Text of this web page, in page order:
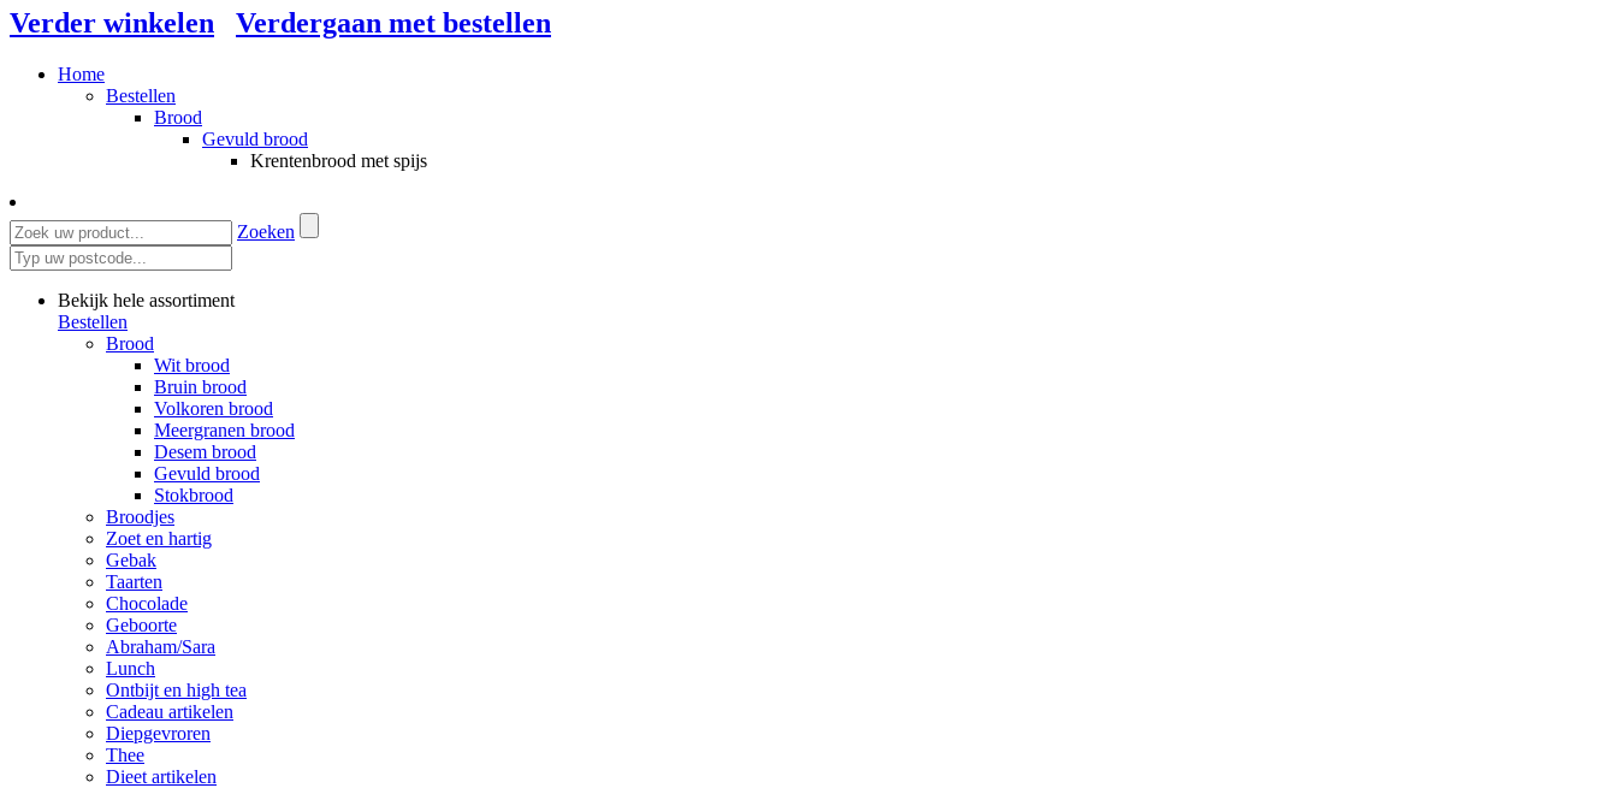
Verder winkelen Verdergaan met bestellen
Home
Bestellen
Brood
Gevuld brood
Krentenbrood met spijs
Zoeken
Bekijk hele assortiment
Bestellen
Brood
Wit brood
Bruin brood
Volkoren brood
Meergranen brood
Desem brood
Gevuld brood
Stokbrood
Broodjes
Zoet en hartig
Gebak
Taarten
Chocolade
Geboorte
Abraham/Sara
Lunch
Ontbijt en high tea
Cadeau artikelen
Diepgevroren
Thee
Dieet artikelen